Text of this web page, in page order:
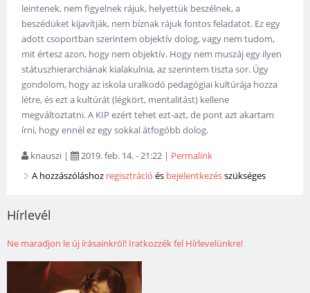
leintenek, nem figyelnek rájuk, helyettük beszélnek, a
beszédüket kijavítják, nem bíznak rájuk fontos feladatot. Ez egy
adott csoportban szerintem objektív dolog, vagy nem tudom,
mit értesz azon, hogy nem objektív. Hogy nem muszáj egy ilyen
státuszhierarchiának kialakulnia, az szerintem tiszta sor. Úgy
gondolom, hogy az iskola uralkodó pedagógiai kultúrája hozza
létre, és ezt a kultúrát (légkört, mentalitást) kellene
megváltoztatni. A KIP ezért tehet ezt-azt, de pont azt akartam
írni, hogy ennél ez egy sokkal átfogóbb dolog.
knauszi | 2019. feb. 14. - 21:22 | Permalink
A hozzászóláshoz regisztráció és bejelentkezésszükséges
Hírlevél
Ne maradjon le új írásainkról! Iratkozzék fel Hírlevelünkre!